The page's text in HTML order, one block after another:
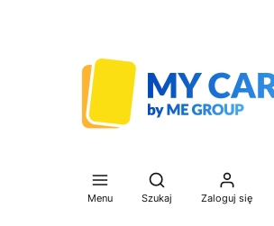
Menu
Otwórz wyszukiwarkę
Szukaj Zaloguj się